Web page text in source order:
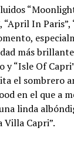
In Paris”,
más
“Isle Of
el sombrero
en el que a
linda
Villa Capri”.